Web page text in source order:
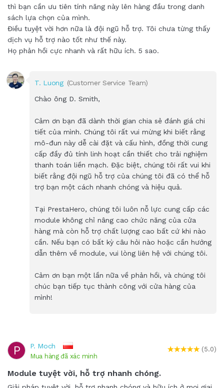
thì bạn cần ưu tiên tính năng này lên hàng đầu trong danh
sách lựa chọn của mình.
Điều tuyệt vời hơn nữa là đội ngũ hỗ trợ. Tôi chưa từng thấy
dịch vụ hỗ trợ nào tốt như thế này.
Họ phản hồi cực nhanh và rất hữu ích. 5 sao.
T. Luong (Customer Service Team)
Chào ông D. Smith,
Cảm ơn bạn đã dành thời gian chia sẻ đánh giá chi
tiết của mình. Chúng tôi rất vui mừng khi biết rằng
mô-đun này dễ cài đặt và cấu hình, đồng thời cung
cấp đầy đủ tính linh hoạt cần thiết cho trải nghiệm
thanh toán liền mạch. Đặc biệt, chúng tôi rất vui khi
biết rằng đội ngũ hỗ trợ của chúng tôi đã có thể hỗ
trợ bạn một cách nhanh chóng và hiệu quả.
Tại PrestaHero, chúng tôi luôn nỗ lực cung cấp các
module không chỉ nâng cao chức năng của cửa
hàng mà còn hỗ trợ chất lượng cao bất cứ khi nào
cần. Nếu bạn có bất kỳ câu hỏi nào hoặc cần hướng
dẫn thêm về module, vui lòng liên hệ với chúng tôi.
Cảm ơn bạn một lần nữa về phản hồi, và chúng tôi
chúc bạn tiếp tục thành công với cửa hàng của
mình!
P P. Moch
Mua hàng đã xác minh
(5.0)
Module tuyệt vời, hỗ trợ nhanh chóng.